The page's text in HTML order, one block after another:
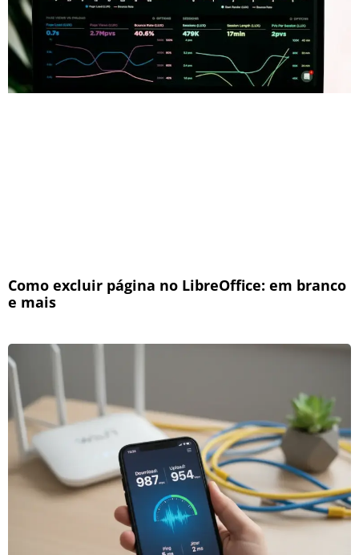
Como excluir página no LibreOffice: em branco
e mais